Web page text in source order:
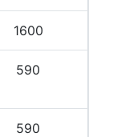
1600
590
590